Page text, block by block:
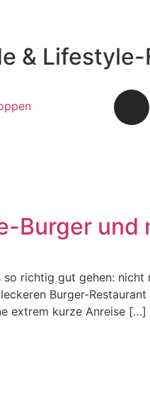
&
Burger und
richtig gut gehen:
Burger-
extrem kurze Anreise […]